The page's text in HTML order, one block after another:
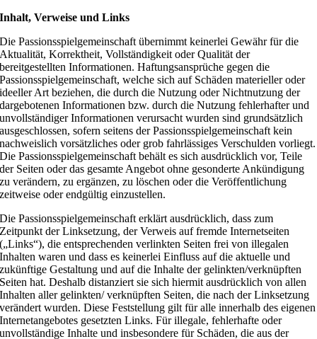
Inhalt, Verweise und Links
Die Passionsspielgemeinschaft übernimmt keinerlei Gewähr für die
Aktualität, Korrektheit, Vollständigkeit oder Qualität der
bereitgestellten Informationen. Haftungsansprüche gegen die
Passionsspielgemeinschaft, welche sich auf Schäden materieller oder
ideeller Art beziehen, die durch die Nutzung oder Nichtnutzung der
dargebotenen Informationen bzw. durch die Nutzung fehlerhafter und
unvollständiger Informationen verursacht wurden sind grundsätzlich
ausgeschlossen, sofern seitens der Passionsspielgemeinschaft kein
nachweislich vorsätzliches oder grob fahrlässiges Verschulden vorliegt.
Die Passionsspielgemeinschaft behält es sich ausdrücklich vor, Teile
der Seiten oder das gesamte Angebot ohne gesonderte Ankündigung
zu verändern, zu ergänzen, zu löschen oder die Veröffentlichung
zeitweise oder endgültig einzustellen.
Die Passionsspielgemeinschaft erklärt ausdrücklich, dass zum
Zeitpunkt der Linksetzung, der Verweis auf fremde Internetseiten
(„Links“), die entsprechenden verlinkten Seiten frei von illegalen
Inhalten waren und dass es keinerlei Einfluss auf die aktuelle und
zukünftige Gestaltung und auf die Inhalte der gelinkten/verknüpften
Seiten hat. Deshalb distanziert sie sich hiermit ausdrücklich von allen
Inhalten aller gelinkten/ verknüpften Seiten, die nach der Linksetzung
verändert wurden. Diese Feststellung gilt für alle innerhalb des eigenen
Internetangebotes gesetzten Links. Für illegale, fehlerhafte oder
unvollständige Inhalte und insbesondere für Schäden, die aus der